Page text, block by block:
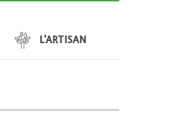
L'ARTISAN